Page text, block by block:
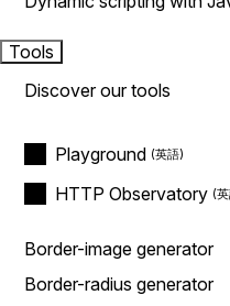
Tools
Discover our tools
Playground
HTTP Observatory
Border-image generator
Border-radius generator